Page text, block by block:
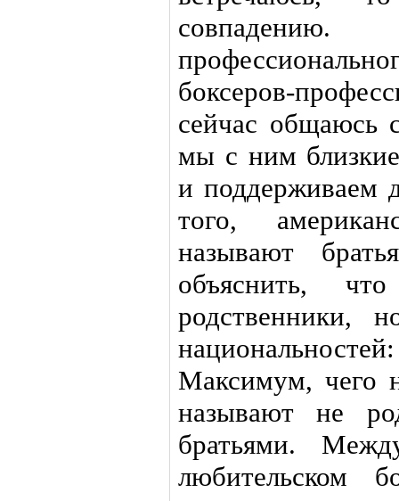
боксеров-
сейчас общаюсь
мы с ним
и поддерживаем
того,
называют
объяснить,
родственники,
Максимум, чего
называют не
братьями.
любительском